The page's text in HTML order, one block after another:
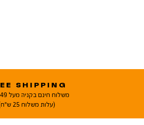
SHIPPING
משלוח חינם בקניה מעל 249 ש"ח
(עלות משלוח 25 ש"ח)